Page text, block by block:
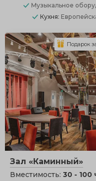
Музыкальное
Кухня:
Зал «Каминный»
Вместимость: 30 - 100
Подарок